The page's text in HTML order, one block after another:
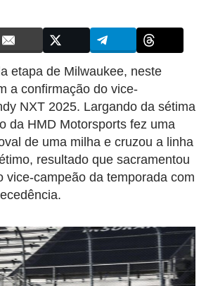
etapa de Milwaukee, neste
a confirmação do vice-
NXT 2025. Largando da sétima
da HMD Motorsports fez uma
de uma milha e cruzou a linha
resultado que sacramentou
vice-campeão da temporada com